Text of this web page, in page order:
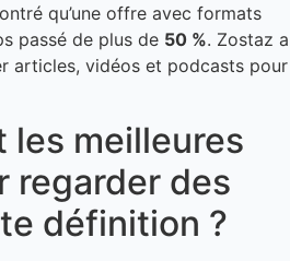
qu’une offre avec formats
passé de plus de 50 %. Zostaz a
articles, vidéos et podcasts pour
les meilleures
regarder des
définition ?